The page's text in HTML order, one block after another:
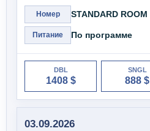
Номер STANDARD ROOM
Питание По программе
DBL
1408 $
SNGL
888 $
03.09.2026